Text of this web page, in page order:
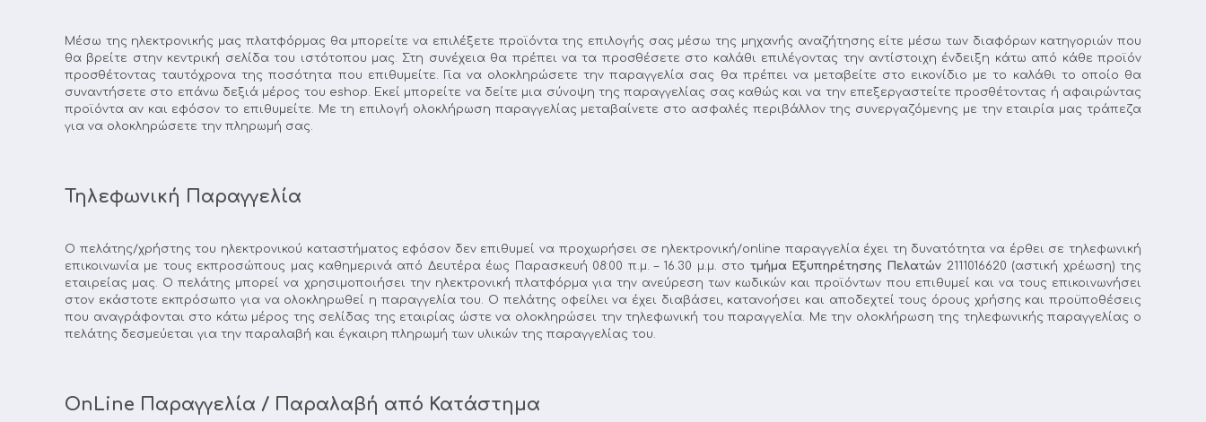
Μέσω της ηλεκτρονικής μας πλατφόρμας θα μπορείτε να επιλέξετε προϊόντα της επιλογής σας μέσω της μηχανής αναζήτησης είτε μέσω των διαφόρων κατηγοριών που
θα βρείτε στην κεντρική σελίδα του ιστότοπου μας. Στη συνέχεια θα πρέπει να τα προσθέσετε στο καλάθι επιλέγοντας την αντίστοιχη ένδειξη κάτω από κάθε προϊόν
προσθέτοντας ταυτόχρονα της ποσότητα που επιθυμείτε. Για να ολοκληρώσετε την παραγγελία σας θα πρέπει να μεταβείτε στο εικονίδιο με το καλάθι το οποίο θα
συναντήσετε στο επάνω δεξιά μέρος του eshop. Εκεί μπορείτε να δείτε μια σύνοψη της παραγγελίας σας καθώς και να την επεξεργαστείτε προσθέτοντας ή αφαιρώντας
προϊόντα αν και εφόσον το επιθυμείτε. Με τη επιλογή ολοκλήρωση παραγγελίας μεταβαίνετε στο ασφαλές περιβάλλον της συνεργαζόμενης με την εταιρία μας τράπεζα
για να ολοκληρώσετε την πληρωμή σας.
Τηλεφωνική Παραγγελία
Ο πελάτης/χρήστης του ηλεκτρονικού καταστήματος εφόσον δεν επιθυμεί να προχωρήσει σε ηλεκτρονική/online παραγγελία έχει τη δυνατότητα να έρθει σε τηλεφωνική
επικοινωνία με τους εκπροσώπους μας καθημερινά από Δευτέρα έως Παρασκευή 08:00 π.μ. – 16.30 μ.μ. στο τμήμα Εξυπηρέτησης Πελατών 2111016620 (αστική χρέωση) της
εταιρείας μας. Ο πελάτης μπορεί να χρησιμοποιήσει την ηλεκτρονική πλατφόρμα για την ανεύρεση των κωδικών και προϊόντων που επιθυμεί και να τους επικοινωνήσει
στον εκάστοτε εκπρόσωπο για να ολοκληρωθεί η παραγγελία του. Ο πελάτης οφείλει να έχει διαβάσει, κατανοήσει και αποδεχτεί τους όρους χρήσης και προϋποθέσεις
που αναγράφονται στο κάτω μέρος της σελίδας της εταιρίας ώστε να ολοκληρώσει την τηλεφωνική του παραγγελία. Με την ολοκλήρωση της τηλεφωνικής παραγγελίας ο
πελάτης δεσμεύεται για την παραλαβή και έγκαιρη πληρωμή των υλικών της παραγγελίας του.
OnLine Παραγγελία / Παραλαβή από Κατάστημα